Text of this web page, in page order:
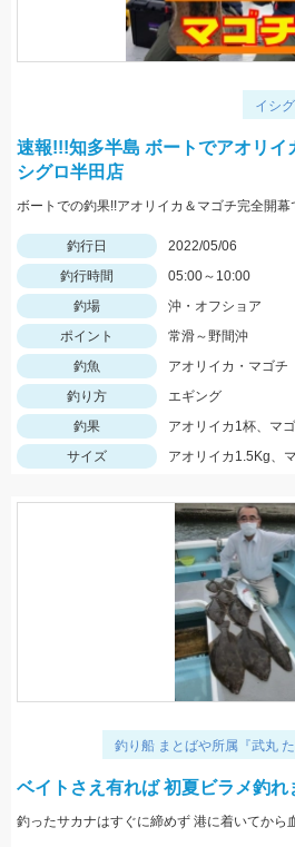
イシ
速報!!!知多半島 ボートでアオリイ
シグロ半田店
ボートでの釣果!!アオリイカ＆マゴチ完全開幕
釣行日
2022/05/06
釣行時間
05:00～10:00
釣場
沖・オフショア
ポイント
常滑～野間沖
釣魚
アオリイカ・マゴチ
釣り方
エギング
釣果
アオリイカ1杯、マ
サイズ
アオリイカ1.5Kg、
釣り船 まとばや所属『武丸 た
ベイトさえ有れば 初夏ビラメ釣れ